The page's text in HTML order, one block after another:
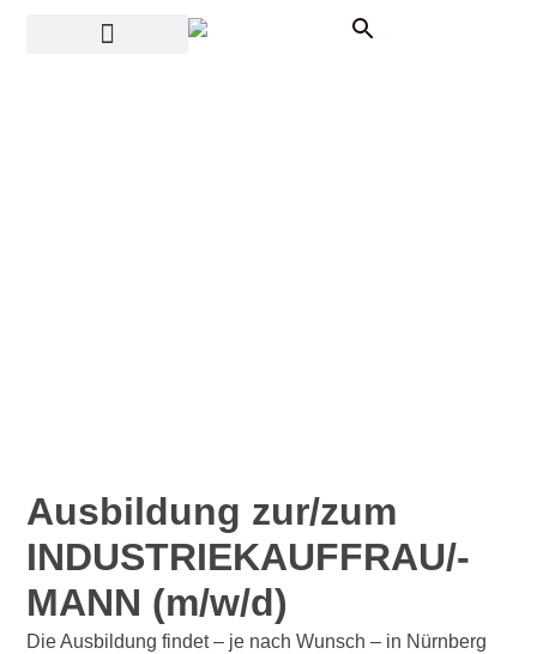
Ausbildung zur/zum
INDUSTRIEKAUFFRAU/-
MANN (m/w/d)
Die Ausbildung findet – je nach Wunsch – in Nürnberg